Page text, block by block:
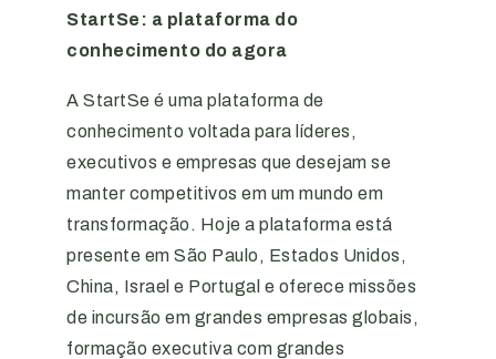
StartSe: a plataforma do
conhecimento do agora
A StartSe é uma plataforma de
conhecimento voltada para líderes,
executivos e empresas que desejam se
manter competitivos em um mundo em
transformação. Hoje a plataforma está
presente em São Paulo, Estados Unidos,
China, Israel e Portugal e oferece missões
de incursão em grandes empresas globais,
formação executiva com grandes